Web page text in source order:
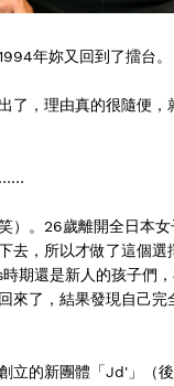
年妳又回到了擂台。
了，理由真的很隨便
……
）。26歲離開全日本
去，所以才做了這個
期還是新人的孩子們
來了，結果發現自己
的新團體「Jd'」（後